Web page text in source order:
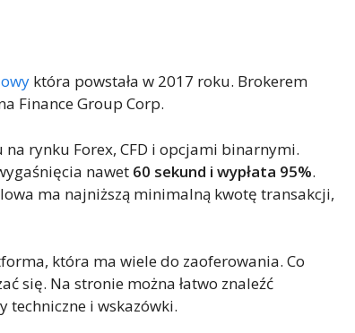
która powstała w 2017 roku. Brokerem
Finance Group Corp.
rynku Forex, CFD i opcjami binarnymi.
nawet 60 sekund i wypłata 95%.
ma najniższą minimalną kwotę transakcji,
która ma wiele do zaoferowania. Co
się. Na stronie można łatwo znaleźć
techniczne i wskazówki.